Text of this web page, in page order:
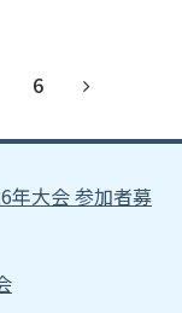
6
年大会 参加者募